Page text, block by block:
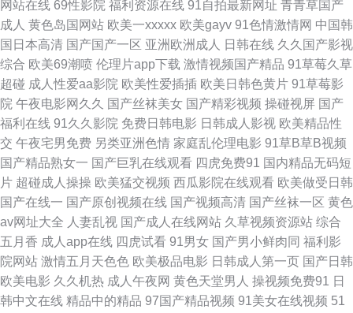
性爱com 精品卡一在线 超碰照片97导航 AU大片免费看 69热网站链接 天堂
网成人在线 欧亚aVvV 加勒比无码电影 欧美日韩在线免费 久久福利大香蕉
国产一二一二级 www91高清 91人妻人人操 伊人久久精品区 午夜乱论 日韩
成人国产 免费人成自尉网站 性爱午夜免费剧场 四虎精品91 欧美色色网 韩日
1区 色爺爺网站视频 青娱视频91 久久伊人一区网 国产自偷自拍 www欧美
www天天干在线 97操碰碰 伊人综合久久网 日韩老湿有码日韩 伊人成人免费
视频 五月天福利导航 欧洲色久 九一精品 丁香亚洲午夜激情 九九九毛片在线
国产地址一 www9久热 91超碰成人导航 97资源网站 91次元官网首页 五月天
网站在线 69性影院 福利资源在线 91自拍最新网址 青青草国产
成人 黄色岛国网站 欧美一xxxxx 欧美gayv 91色情激情网 中国韩
国日本高清 国产国产一区 亚洲欧洲成人 日韩在线 久久国产影视
综合 欧美69潮喷 伦理片app下载 激情视频国产精品 91草莓久草
超碰 成人性爱aa影院 欧美性爱插插 欧美日韩色黄片 91草莓影
院 午夜电影网久久 国产丝袜美女 国产精彩视频 操碰视屏 国产
福利在线 91久久影院 免费日韩电影 日韩成人影视 欧美精品性
交 午夜宅男免费 另类亚洲色情 家庭乱伦理电影 91草B草B视频
国产精品熟女一 国产巨乳在线观看 四虎免费91 国内精品无码短
片 超碰成人操操 欧美猛交视频 西瓜影院在线观看 欧美做受日韩
国产在线一 国产原创视频在线 国产视频高清 国产丝袜一区 黄色
av网址大全 人妻乱视 国产成人在线网站 久草视频资源站 综合
五月香 成人app在线 四虎试看 91男女 国产男小鲜肉同 福利影
院网站 激情五月天色色 欧美极品电影 日韩成人第一页 国产日韩
欧美电影 久久机热 成人午夜网 黄色天堂男人 操视频免费91 日
韩中文在线 精品中的精品 97国产精品视频 91美女在线视频 51